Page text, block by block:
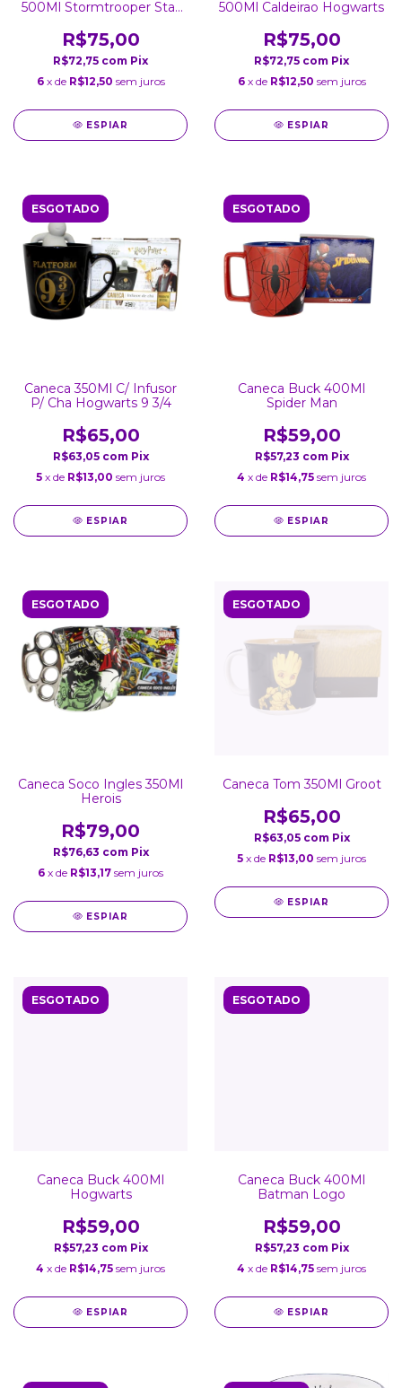
500Ml Stormtrooper Star
R$75,00
R$72,75 com Pix
6 x de R$12,50 sem juros
ESPIAR
500Ml Caldeirao Hogwarts
R$75,00
R$72,75 com Pix
6 x de R$12,50 sem juros
ESPIAR
ESGOTADO
Caneca 350Ml C/ Infusor
P/ Cha Hogwarts 9 3/4
R$65,00
R$63,05 com Pix
5 x de R$13,00 sem juros
ESPIAR
ESGOTADO
Caneca Buck 400Ml
Spider Man
R$59,00
R$57,23 com Pix
4 x de R$14,75 sem juros
ESPIAR
ESGOTADO
Caneca Soco Ingles 350Ml
Herois
R$79,00
R$76,63 com Pix
6 x de R$13,17 sem juros
ESPIAR
ESGOTADO
Caneca Tom 350Ml Groot
R$65,00
R$63,05 com Pix
5 x de R$13,00 sem juros
ESPIAR
ESGOTADO
Caneca Buck 400Ml
Hogwarts
R$59,00
R$57,23 com Pix
4 x de R$14,75 sem juros
ESPIAR
ESGOTADO
Caneca Buck 400Ml
Batman Logo
R$59,00
R$57,23 com Pix
4 x de R$14,75 sem juros
ESPIAR